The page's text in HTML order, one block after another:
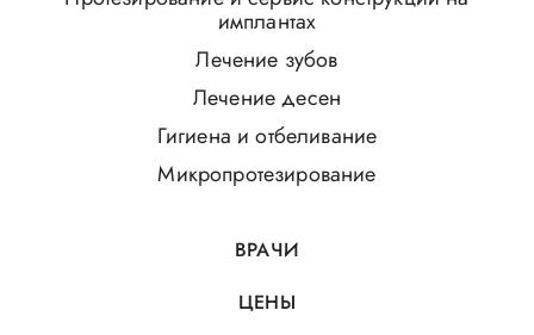
имплантах
Лечение зубов
Лечение десен
Гигиена и отбеливание
Микропротезирование
ВРАЧИ
ЦЕНЫ